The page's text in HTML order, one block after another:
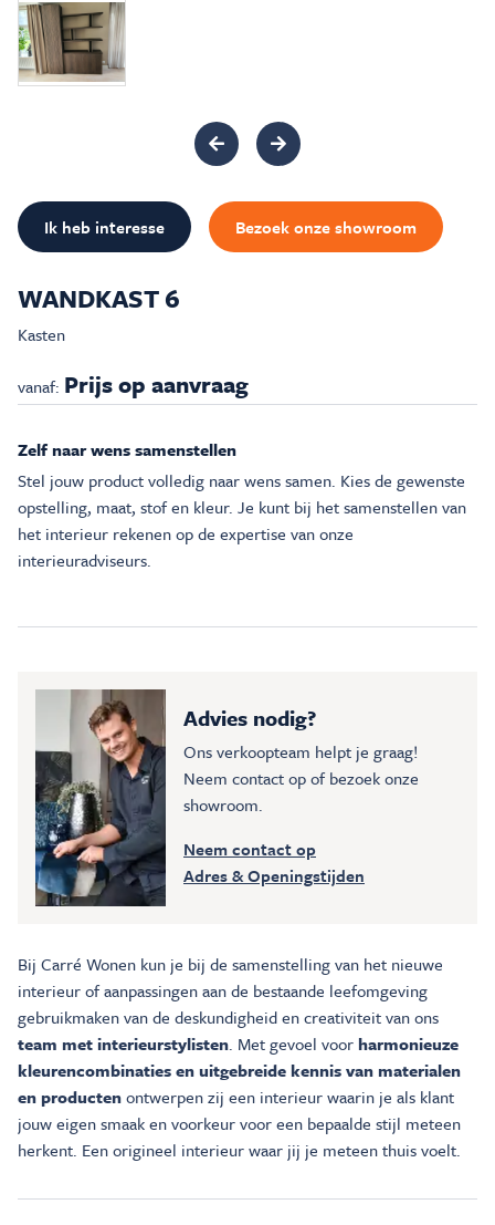
Inspiratie & Advies
WANDKAST 6
Kasten
vanaf: Prijs op aanvraag
Zelf naar wens samenstellen
Stel jouw product volledig naar wens samen. Kies de gewenste
opstelling, maat, stof en kleur. Je kunt bij het samenstellen van
het interieur rekenen op de expertise van onze
interieuradviseurs.
Ik heb interesse Bezoek onze showroom
Advies nodig?
Ons verkoopteam helpt je graag!
Neem contact op of bezoek onze
showroom.
Neem contact op
Adres & Openingstijden
Bij Carré Wonen kun je bij de samenstelling van het nieuwe
interieur of aanpassingen aan de bestaande leefomgeving
gebruikmaken van de deskundigheid en creativiteit van ons
team met interieurstylisten. Met gevoel voorharmonieuze
kleurencombinaties en uitgebreide kennis van materialen
en productenontwerpen zij een interieur waarin je als klant
jouw eigen smaak en voorkeur voor een bepaalde stijl meteen
herkent. Een origineel interieur waar jij je meteen thuis voelt.